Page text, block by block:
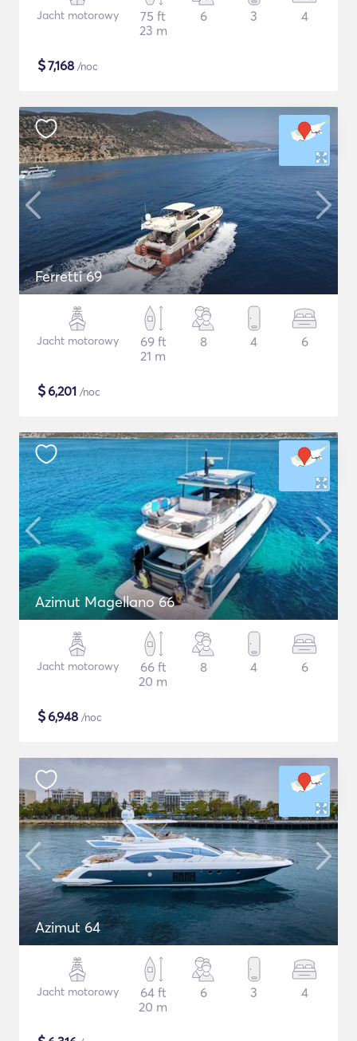
Jacht motorowy
75 ft
23 m
6 3 4
$7,168 /noc
Ferretti 69
Jacht motorowy
69 ft
21 m
8 4 6
$6,201 /noc
Azimut Magellano 66
Jacht motorowy
66 ft
20 m
8 4 6
$6,948 /noc
Azimut 64
Jacht motorowy
64 ft
20 m
6 3 4